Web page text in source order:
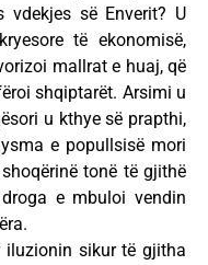
së Enverit? U
të ekonomisë,
mallrat e huaj, që
shqiptarët. Arsimi u
u kthye së prapthi,
e popullsisë mori
tonë të gjithë
e mbuloi vendin
iluzionin sikur të gjitha